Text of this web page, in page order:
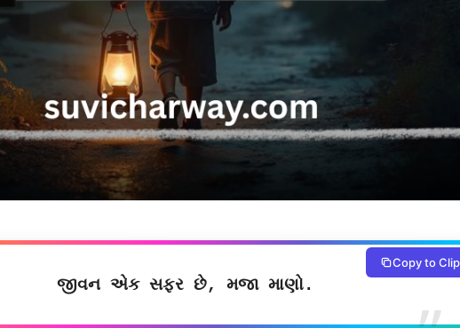
જીવન એક સફર છે, મજા માણો.
Copy to